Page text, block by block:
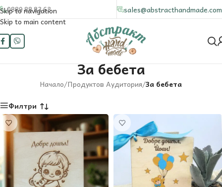
Skip to navigation
Skip to main content
0889 88 83 63 sales@abstracthandmade.com
За бебета
Начало/Продуктов Аудитория/За бебета
Филтри